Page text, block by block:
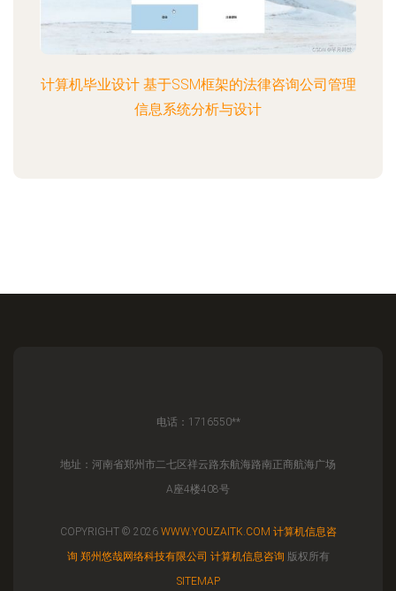
计算机毕业设计 基于SSM框架的法律咨询公司管理
信息系统分析与设计
电话：1716550**
地址：河南省郑州市二七区祥云路东航海路南正商航海广场
A座4楼408号
COPYRIGHT © 2026 WWW.YOUZAITK.COM 计算机信息咨
询 郑州悠哉网络科技有限公司 计算机信息咨询 版权所有
SITEMAP